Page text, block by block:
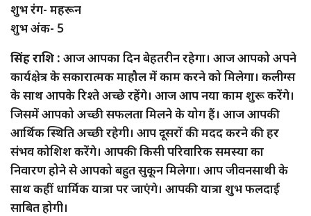
शुभ रंग- महरून
शुभ अंक- 5
सिंह राशि : आज आपका दिन बेहतरीन रहेगा। आज आपको अपने
कार्यक्षेत्र के सकारात्मक माहौल में काम करने को मिलेगा। कलीग्स
के साथ आपके रिश्ते अच्छे रहेंगे। आज आप नया काम शुरू करेंगे।
जिसमें आपको अच्छी सफलता मिलने के योग हैं। आज आपकी
आर्थिक स्थिति अच्छी रहेगी। आप दूसरों की मदद करने की हर
संभव कोशिश करेंगे। आपकी किसी परिवारिक समस्या का
निवारण होने से आपको बहुत सुकून मिलेगा। आप जीवनसाथी के
साथ कहीं धार्मिक यात्रा पर जाएंगे। आपकी यात्रा शुभ फलदाई
साबित होगी।